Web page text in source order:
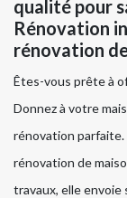
qualité pour
Rénovation
rénovation
Êtes-vous prête à
Donnez à votre
rénovation
rénovation de
travaux, elle envoie